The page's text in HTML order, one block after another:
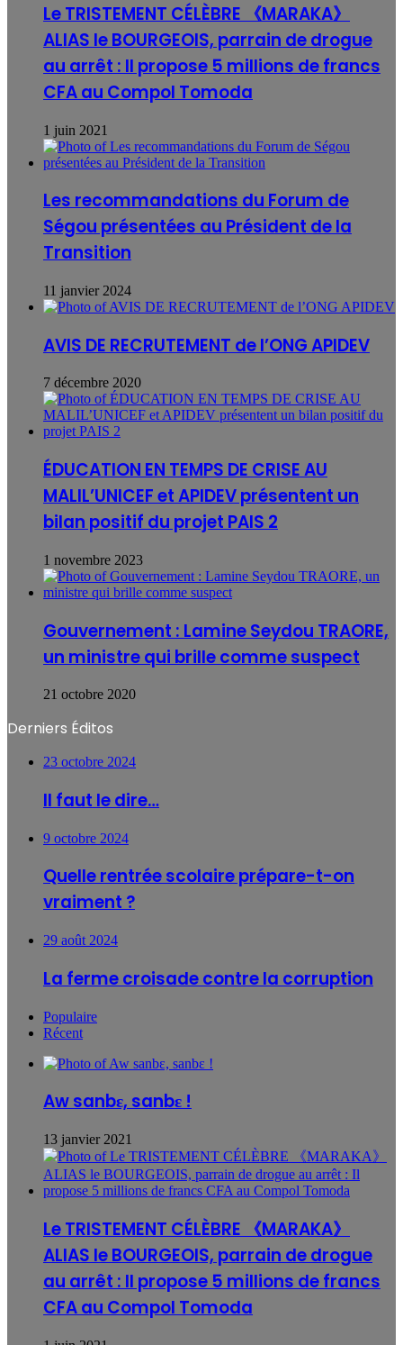
Le TRISTEMENT CÉLÈBRE 《MARAKA》
ALIAS le BOURGEOIS, parrain de drogue
au arrêt : Il propose 5 millions de francs
CFA au Compol Tomoda
1 juin 2021
Les recommandations du Forum de
Ségou présentées au Président de la
Transition
11 janvier 2024
AVIS DE RECRUTEMENT de l’ONG APIDEV
7 décembre 2020
ÉDUCATION EN TEMPS DE CRISE AU
MALIL’UNICEF et APIDEV présentent un
bilan positif du projet PAIS 2
1 novembre 2023
Gouvernement : Lamine Seydou TRAORE,
un ministre qui brille comme suspect
21 octobre 2020
Derniers Éditos
23 octobre 2024
Il faut le dire…
9 octobre 2024
Quelle rentrée scolaire prépare-t-on
vraiment ?
29 août 2024
La ferme croisade contre la corruption
Populaire
Récent
Aw sanbɛ, sanbɛ !
13 janvier 2021
Le TRISTEMENT CÉLÈBRE 《MARAKA》
ALIAS le BOURGEOIS, parrain de drogue
au arrêt : Il propose 5 millions de francs
CFA au Compol Tomoda